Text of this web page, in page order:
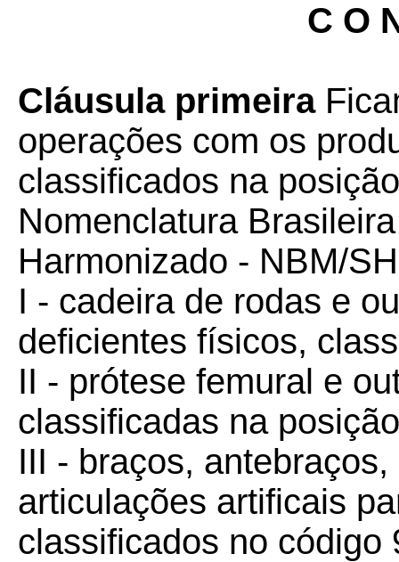
C O
Cláusula primeira
operações com os
classificados na
Nomenclatura
Harmonizado - NBM/
I - cadeira de rodas e
deficientes físicos,
II - prótese femural e
classificadas na
III - braços,
articulações artificais
classificados no código